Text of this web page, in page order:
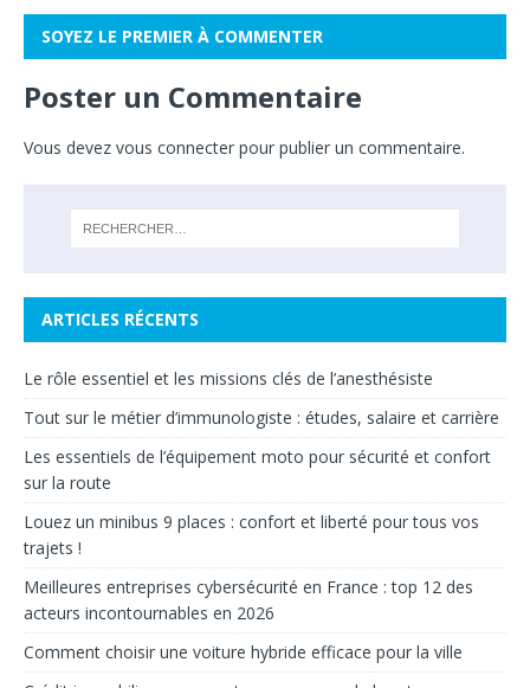
SOYEZ LE PREMIER À COMMENTER
Poster un Commentaire
Vous devez vous connecter pour publier un commentaire.
ARTICLES RÉCENTS
Le rôle essentiel et les missions clés de l’anesthésiste
Tout sur le métier d’immunologiste : études, salaire et carrière
Les essentiels de l’équipement moto pour sécurité et confort
sur la route
Louez un minibus 9 places : confort et liberté pour tous vos
trajets !
Meilleures entreprises cybersécurité en France : top 12 des
acteurs incontournables en 2026
Comment choisir une voiture hybride efficace pour la ville